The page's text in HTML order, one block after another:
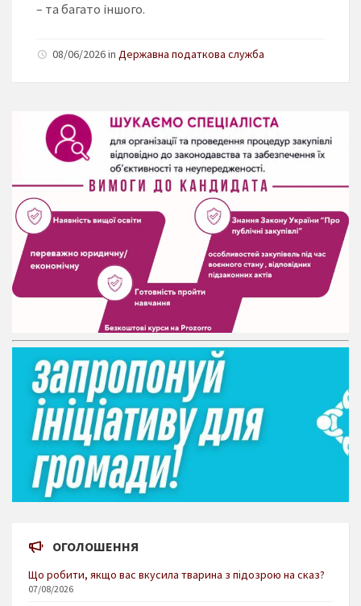
– та багато іншого.
08/06/2026 in Державна податкова служба
ОГОЛОШЕННЯ
Що робити, якщо вас вкусила тварина з підозрою на сказ?
07/08/2026